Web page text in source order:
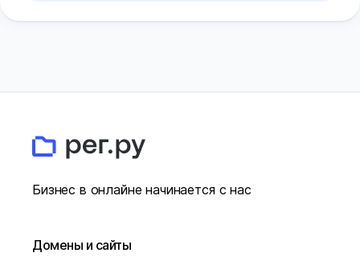
Бизнес в онлайне начинается с нас
Домены и сайты